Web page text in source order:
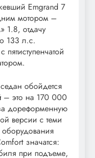
Emgrand 7
мотором –
1.8, отдачу
133 л.с.
обойдется
– это на 170 000
дореформенную
версии с теми
значатся:
при подъеме,